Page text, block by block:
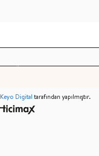
Keyo Digital tarafından yapılmıştır.